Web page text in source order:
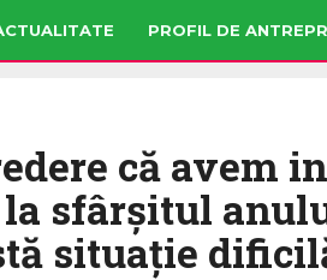
PROFIL DE
că avem
la sfârșitul
situație